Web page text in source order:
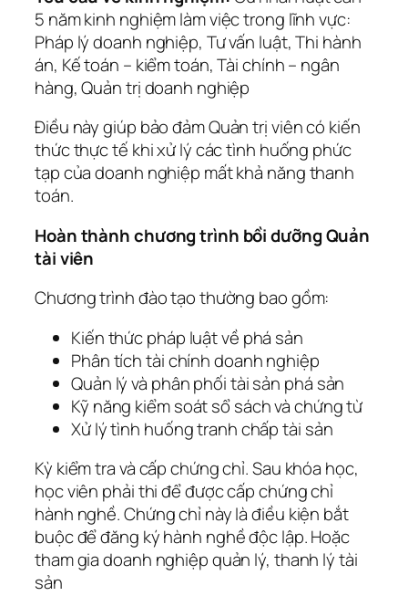
5 năm kinh nghiệm làm việc trong lĩnh vực:
Pháp lý doanh nghiệp, Tư vấn luật, Thi hành
án, Kế toán – kiểm toán, Tài chính – ngân
hàng, Quản trị doanh nghiệp
Điều này giúp bảo đảm Quản trị viên có kiến
thức thực tế khi xử lý các tình huống phức
tạp của doanh nghiệp mất khả năng thanh
toán.
Hoàn thành chương trình bồi dưỡng Quản
tài viên
Chương trình đào tạo thường bao gồm:
Kiến thức pháp luật về phá sản
Phân tích tài chính doanh nghiệp
Quản lý và phân phối tài sản phá sản
Kỹ năng kiểm soát sổ sách và chứng từ
Xử lý tình huống tranh chấp tài sản
Kỳ kiểm tra và cấp chứng chỉ. Sau khóa học,
học viên phải thi để được cấp chứng chỉ
hành nghề. Chứng chỉ này là điều kiện bắt
buộc để đăng ký hành nghề độc lập. Hoặc
tham gia doanh nghiệp quản lý, thanh lý tài
sản